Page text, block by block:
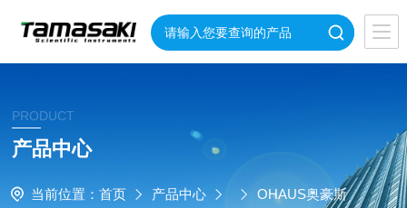
PRODUCT
产品中心
当前位置： 首页 产品中心
OHAUS奥豪斯